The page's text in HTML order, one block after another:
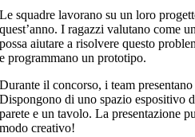
Le squadre lavorano su un loro
quest’anno. I ragazzi valutano come
possa aiutare a risolvere questo
e programmano un prototipo.
Durante il concorso, i team
Dispongono di uno spazio espositivo
parete e un tavolo. La presentazione
modo creativo!